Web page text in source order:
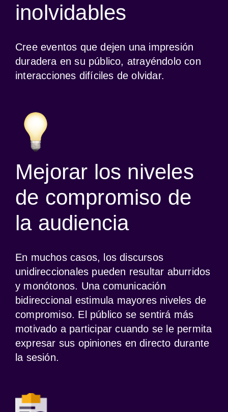
inolvidables
Cree eventos que dejen una impresión
duradera en su público, atrayéndolo con
interacciones difíciles de olvidar.
Mejorar los niveles
de compromiso de
la audiencia
En muchos casos, los discursos
unidireccionales pueden resultar aburridos
y monótonos. Una comunicación
bidireccional estimula mayores niveles de
compromiso. El público se sentirá más
motivado a participar cuando se le permita
expresar sus opiniones en directo durante
la sesión.